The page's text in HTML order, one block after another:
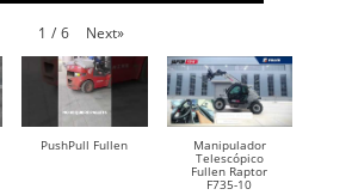
1 / 6 Next»
PushPull Fullen
Manipulador
Telescópico
Fullen Raptor
F735-10